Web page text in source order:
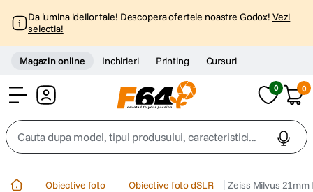
Da lumina ideilor tale! Descopera ofertele noastre Godox! Vezi
selectia!
Magazin online Inchirieri Printing Cursuri
0 0
Cauta dupa model, tipul produsului, caracteristici...
Obiective foto Obiective foto dSLR Zeiss Milvus 21mm